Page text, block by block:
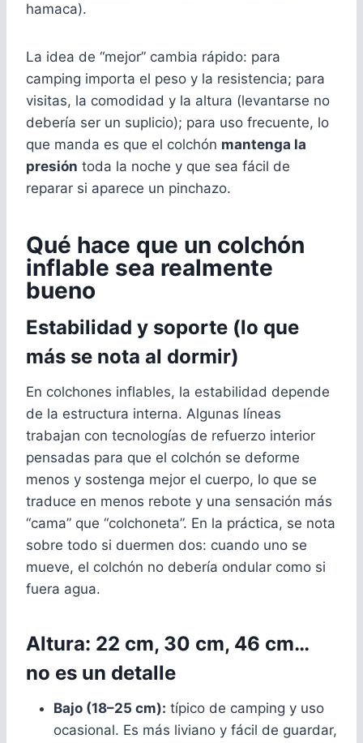
hamaca).
La idea de “mejor” cambia rápido: para
camping importa el peso y la resistencia; para
visitas, la comodidad y la altura (levantarse no
debería ser un suplicio); para uso frecuente, lo
que manda es que el colchón mantenga la
presión toda la noche y que sea fácil de
reparar si aparece un pinchazo.
Qué hace que un colchón
inflable sea realmente
bueno
Estabilidad y soporte (lo que
más se nota al dormir)
En colchones inflables, la estabilidad depende
de la estructura interna. Algunas líneas
trabajan con tecnologías de refuerzo interior
pensadas para que el colchón se deforme
menos y sostenga mejor el cuerpo, lo que se
traduce en menos rebote y una sensación más
“cama” que “colchoneta”. En la práctica, se nota
sobre todo si duermen dos: cuando uno se
mueve, el colchón no debería ondular como si
fuera agua.
Altura: 22 cm, 30 cm, 46 cm…
no es un detalle
Bajo (18–25 cm): típico de camping y uso
ocasional. Es más liviano y fácil de guardar,